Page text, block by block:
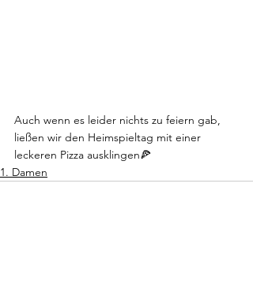
Auch wenn es leider nichts zu feiern gab,
ließen wir den Heimspieltag mit einer
leckeren Pizza ausklingen🍕
1. Damen